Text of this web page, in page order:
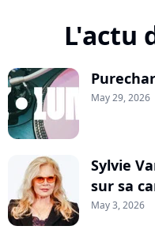
L'actu
May 29, 2026
Sylvie
sur sa
May 3, 2026